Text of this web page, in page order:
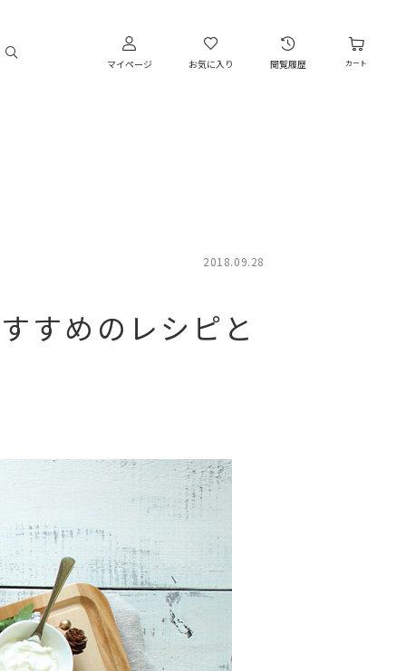
マイページ お気に入り 閲覧履歴 カート
2018.09.28
すめのレシピと